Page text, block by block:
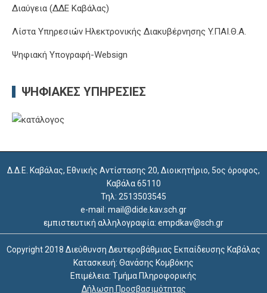
Διαύγεια (ΔΔΕ Καβάλας)
Λίστα Υπηρεσιών Ηλεκτρονικής Διακυβέρνησης Y.ΠΑΙ.Θ.Α.
Ψηφιακή Υπογραφή-Websign
ΨΗΦΙΑΚΈΣ ΥΠΗΡΕΣΊΕΣ
Δ.Δ.Ε. Καβάλας, Εθνικής Αντίστασης 20, Διοικητήριο, 5ος όροφος,
Καβάλα 65110
Τηλ: 2513503545
e-mail: mail@dide.kav.sch.gr
εμπιστευτική αλληλογραφία: empdkav@sch.gr
Copyright 2018 Διεύθυνση Δευτεροβάθμιας Εκπαίδευσης Καβάλας
Κατασκευή: Θανάσης Κομβόκης
Επιμέλεια: Τμήμα Πληροφορικής
Δήλωση Προσβασιμότητας